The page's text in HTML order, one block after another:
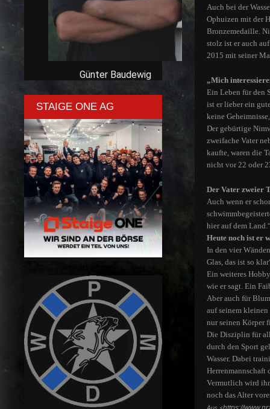
Auch bei der
Ophuizen mit der
Bronzemedaille.
stolz ist er auch
2015 mit seiner
„Mich
Ein Leben für den
ist er lieber ein
keine
Der gebürtige
zweifache Vater
kaufte, waren die
nicht vor 22 oder
Der Vater zweier
Auch wenn er
hier auf dem Land.“
Heute noch ist er
In den vier
Glas, das ist so
Ein weiteres
wie er sagt. Ein
Aber auch für
auf seinem
nur seinen Körper
Die Disziplin für
durch den Sport
Wasser. Dabei
Herrenmannschaft
Vermutlich wird
noch das Alter
Günter Baudewig
STAIGE ONE AG